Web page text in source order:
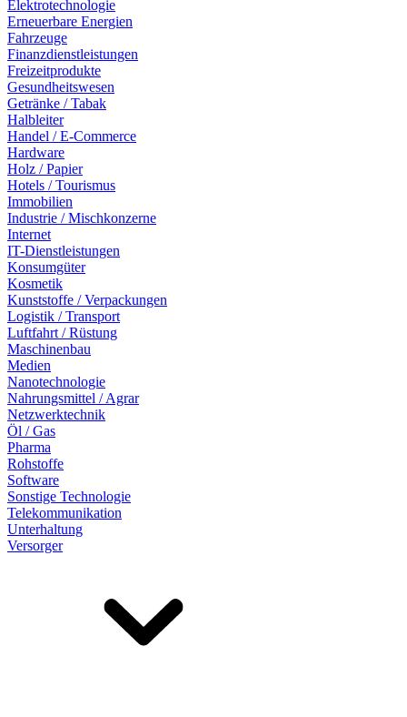
Elektrotechnologie
Erneuerbare Energien
Fahrzeuge
Finanzdienstleistungen
Freizeitprodukte
Gesundheitswesen
Getränke / Tabak
Halbleiter
Handel / E-Commerce
Hardware
Holz / Papier
Hotels / Tourismus
Immobilien
Industrie / Mischkonzerne
Internet
IT-Dienstleistungen
Konsumgüter
Kosmetik
Kunststoffe / Verpackungen
Logistik / Transport
Luftfahrt / Rüstung
Maschinenbau
Medien
Nanotechnologie
Nahrungsmittel / Agrar
Netzwerktechnik
Öl / Gas
Pharma
Rohstoffe
Software
Sonstige Technologie
Telekommunikation
Unterhaltung
Versorger